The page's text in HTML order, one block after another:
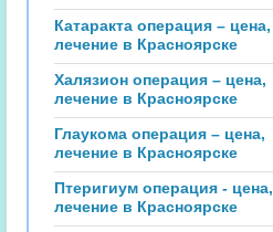
Катаракта операция – цена,
лечение в Красноярске
Халязион операция – цена,
лечение в Красноярске
Глаукома операция – цена,
лечение в Красноярске
Птеригиум операция - цена,
лечение в Красноярске